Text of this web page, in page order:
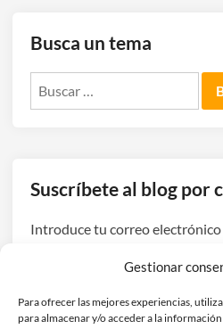
Gestionar
Para ofrecer las mejores experiencias,
para almacenar y/o acceder a la
Busca un tema
Suscríbete al blog por
Introduce tu correo
de